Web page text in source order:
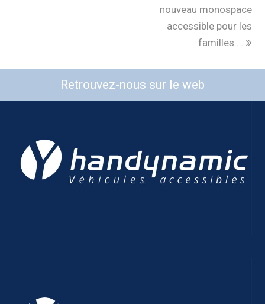
nouveau monospace
accessible pour les
familles …
Retrouvez-nous sur le web